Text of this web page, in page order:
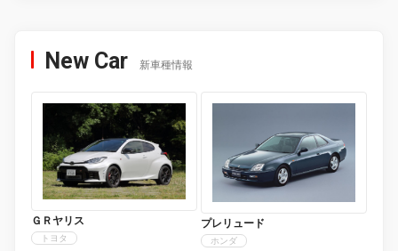
New Car 新車種情報
ＧＲヤリス
トヨタ
プレリュード
ホンダ